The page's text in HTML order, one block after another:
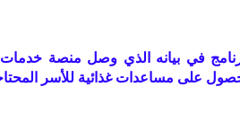
في بيانه الذي وصل منصة
على مساعدات غذائية للأسر